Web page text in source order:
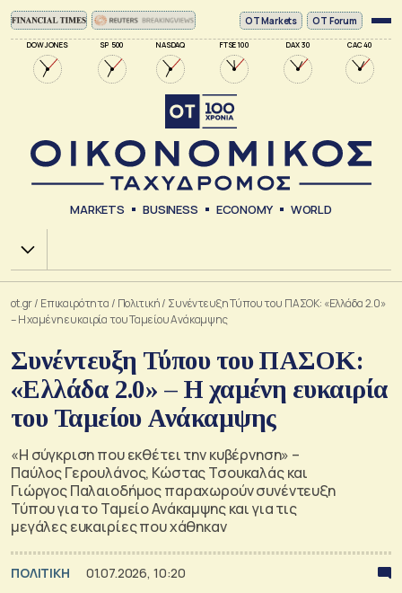
DOW JONES SP 500 NASDAQ FTSE 100 DAX 30 CAC 40
ΟΤ Markets OT Forum
MARKETS BUSINESS ECONOMY WORLD
Χ.Α.
ot.gr/ Επικαιρότητα / Πολιτική/ Συνέντευξη Τύπου του ΠΑΣΟΚ: «Ελλάδα 2.0»
– Η χαμένη ευκαιρία του Ταμείου Ανάκαμψης
Συνέντευξη Τύπου του ΠΑΣΟΚ:
«Ελλάδα 2.0» – Η χαμένη ευκαιρία
του Ταμείου Ανάκαμψης
«Η σύγκριση που εκθέτει την κυβέρνηση» –
Παύλος Γερουλάνος, Κώστας Τσουκαλάς και
Γιώργος Παλαιοδήμος παραχωρούν συνέντευξη
Τύπου για το Ταμείο Ανάκαμψης και για τις
μεγάλες ευκαιρίες που χάθηκαν
ΠΟΛΙΤΙΚΗ 01.07.2026, 10:20